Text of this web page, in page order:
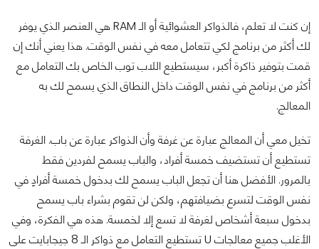
إن كنت لا تعلم، فالذواكر العشوائية أو الـ RAM هي العنصر الذي يوفر
لك أكثر من برنامج لكي تتعامل معه في نفس الوقت. هذا يعني أنك إن
قمت بتوفير ذاكرة أكبر، سيستطيع اللاب توب الخاص بك التعامل مع
أكثر من برنامج في نفس الوقت داخل النطاق الذي يسمح لك به
المعالج.
تخيل معي أن المعالج عبارة عن غرفة وأن الذواكر عبارة عن باب. الغرفة
تستطيع أن تستضيف خمسة أفراد، والباب يسمح لفردين فقط
بالمرور. الأفضل هنا أن تجعل الباب يسمح لك بدخول خمسة أفرادٍ في
نفس الوقت لتسرع بضيافتهم، ولكن لن تقوم بشراء باب يسمح
بدخول سبعة أشخاص لغرفة لا تسع إلا لخمسة. هذه هي الفكرة، وفي
الأغلب جميع معالجات U تستطيع التعامل مع ذواكر الـ 8 جيجابايت على